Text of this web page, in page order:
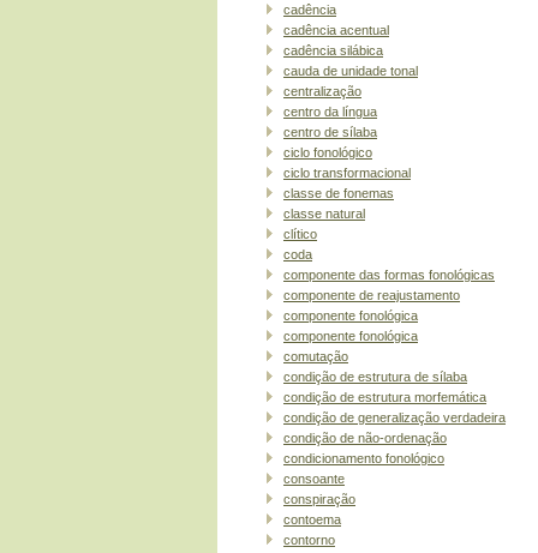
cadência
cadência acentual
cadência silábica
cauda de unidade tonal
centralização
centro da língua
centro de sílaba
ciclo fonológico
ciclo transformacional
classe de fonemas
classe natural
clítico
coda
componente das formas fonológicas
componente de reajustamento
componente fonológica
componente fonológica
comutação
condição de estrutura de sílaba
condição de estrutura morfemática
condição de generalização verdadeira
condição de não-ordenação
condicionamento fonológico
consoante
conspiração
contoema
contorno